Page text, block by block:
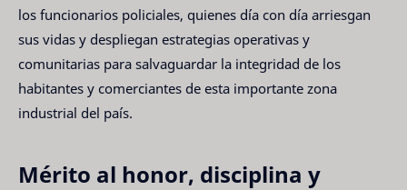
los funcionarios policiales, quienes día con día arriesgan
sus vidas y despliegan estrategias operativas y
comunitarias para salvaguardar la integridad de los
habitantes y comerciantes de esta importante zona
industrial del país.
Mérito al honor, disciplina y